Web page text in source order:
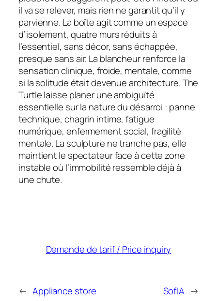
il va se relever, mais rien ne garantit qu’il y
parvienne. La boîte agit comme un espace
d’isolement, quatre murs réduits à
l’essentiel, sans décor, sans échappée,
presque sans air. La blancheur renforce la
sensation clinique, froide, mentale, comme
si la solitude était devenue architecture. The
Turtle laisse planer une ambiguïté
essentielle sur la nature du désarroi : panne
technique, chagrin intime, fatigue
numérique, enfermement social, fragilité
mentale. La sculpture ne tranche pas, elle
maintient le spectateur face à cette zone
instable où l’immobilité ressemble déjà à
une chute.
Demande de tarif / Price inquiry
← Appliance store SofIA →